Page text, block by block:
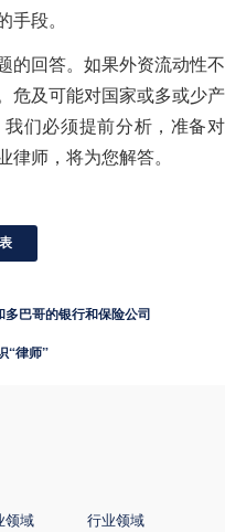
手段。
回答。如果外资流动性不
危及可能对国家或多或少产
们必须提前分析，准备对
律师，将为您解答。
巴哥的银行和保险公司
“律师”
领域 行业领域